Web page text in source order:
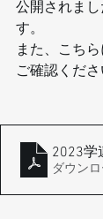
公開されま
す。
また、こち
ご確認くださ
2023学
ダウンロ